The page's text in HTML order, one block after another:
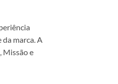
marca. A
Missão e